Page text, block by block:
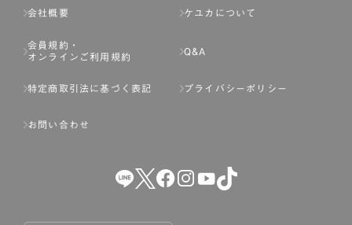
のいずれかの事由に該当する場合は、その登録を拒否し、
または事前に通知することなく一旦なされた登録を取り消
いる場合。
会社概要 ケユカについて
会員規約・
オンラインご利用規約
Q&A
特定商取引法に基づく表記 プライバシーポリシー
お問い合わせ